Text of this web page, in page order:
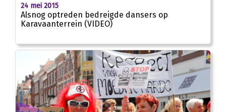
24 mei 2015
Alsnog optreden bedreigde dansers op
Karavaanterrein (VIDEO)